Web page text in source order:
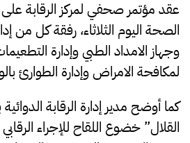
عقد مؤتمر صحفي لمركز الرقابة على
الصحة اليوم الثلاثاء، رفقة كل من
وجهاز الامداد الطبي وإدارة
لمكافحة الامراض وإدارة الطوارئ
كما أوضح مدير إدارة الرقابة
القلال” خضوع اللقاح للإجراء